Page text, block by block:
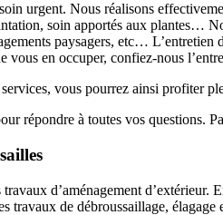
urgent. Nous réalisons
soin apportés aux plantes…
paysagers, etc…
en occuper, confiez-nous
vous pourrez ainsi profiter
répondre à toutes vos
d’aménagement
travaux de débroussaillage, élagage